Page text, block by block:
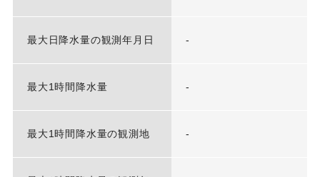
最大日降水量の観測年月日 -
最大1時間降水量 -
最大1時間降水量の観測地 -